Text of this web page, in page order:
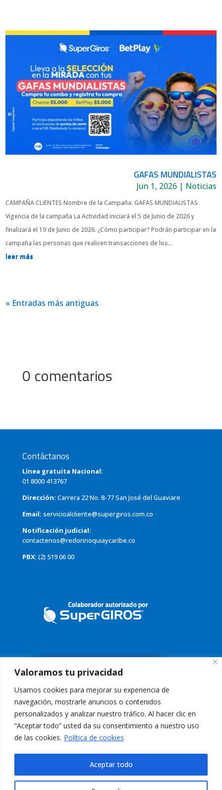
Valoramos tu privacidad
Usamos cookies para mejorar su experiencia de
navegación, mostrarle anuncios o contenidos
personalizados y analizar nuestro tráfico. Al hacer clic en
“Aceptar todo” usted da su consentimiento a nuestro uso
de las cookies. Política de cookies
Aceptar todo
GAFAS MUNDIALISTAS
Jun 1, 2026| Noticias
CAMPAÑA CLIENTES Nombre de la Campaña: GAFAS MUNDIALISTAS
Vigencia de la campaña La Actividad iniciará el 5 de Junio de 2026 y
finalizará el 19 de Junio de 2026. ¿Cómo participar? Podrán participar en la
campaña las personas que realicen transacciones de los...
leer más
« Entradas más antiguas
0 comentarios
Contáctanos
Línea gratuita Nacional:
01 8000 413767
Dirección: Carrera 22 No. 8-77 San José del Guaviare
Email: servicioalcliente@supergiros.com.co
Notificación judicial:
contactenos@redorinoquiaycaribe.co
PBX: (2) 519 06 00
Conoce nuestra Política de Tratamiento de DatosAquí
El uso de esta página web y sus servicios, es indicación
de aceptación de losTérminos de Uso